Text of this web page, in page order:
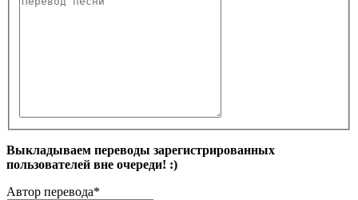
Выкладываем переводы зарегистрированных
пользователей вне очереди! :)
Автор перевода*